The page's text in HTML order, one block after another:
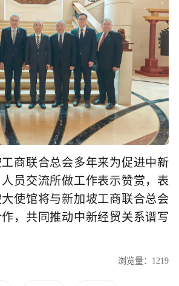
商联合总会多年来为促进中新
员交流所做工作表示赞赏，表
使馆将与新加坡工商联合总会
，共同推动中新经贸关系谱写
浏览量：1219